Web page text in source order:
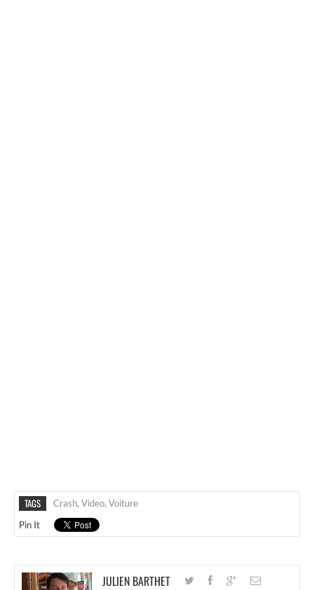
TAGS Crash, Video, Voiture
Pin It
JULIEN BARTHET